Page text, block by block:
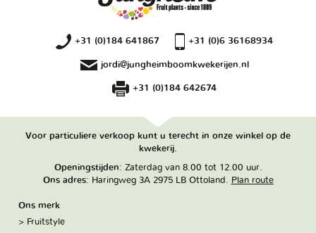
+31 (0)184 641867 +31 (0)6 36168934
jordi@jungheimboomkwekerijen.nl
+31 (0)184 642674
Voor particuliere verkoop kunt u terecht in onze winkel op de
kwekerij.
Openingstijden: Zaterdag van 8.00 tot 12.00 uur.
Ons adres: Haringweg 3A 2975 LB Ottoland. Plan route
Ons merk
Fruitstyle